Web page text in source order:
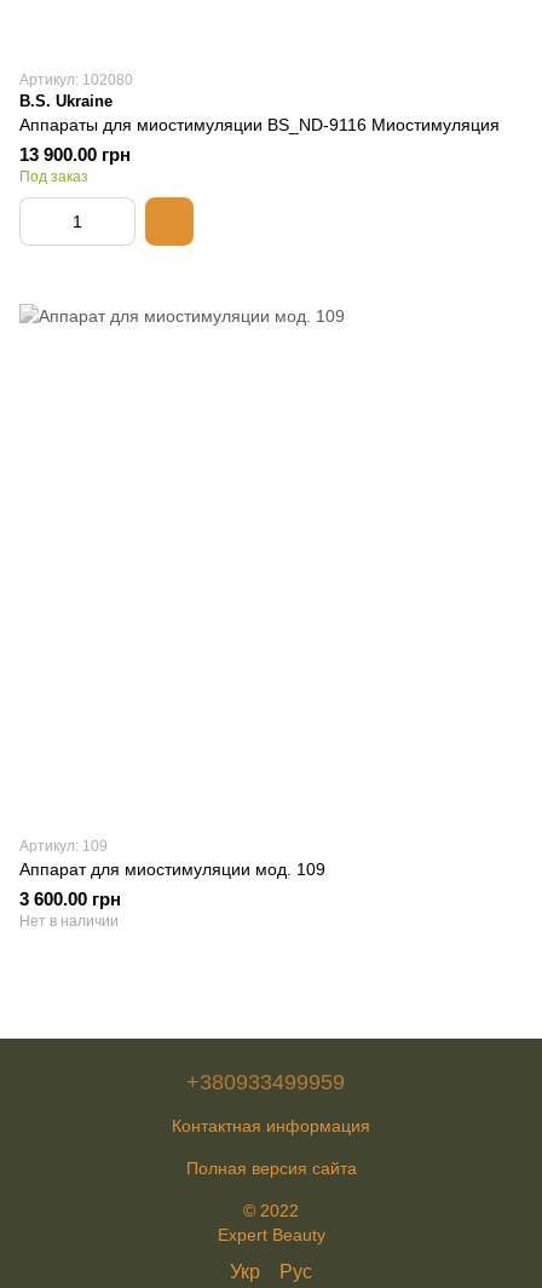
Артикул: 102080
B.S. Ukraine
Аппараты для миостимуляции BS_ND-9116 Миостимуляция
13 900.00 грн
Под заказ
Артикул: 109
Аппарат для миостимуляции мод. 109
3 600.00 грн
Нет в наличии
+380933499959
Контактная информация
Полная версия сайта
© 2022
Expert Beauty
Укр Рус